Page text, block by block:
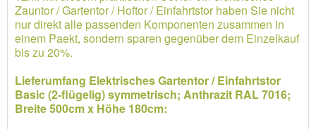
Zauntor / Gartentor / Hoftor / Einfahrtstor haben Sie nicht
nur direkt alle passenden Komponenten zusammen in
einem Paekt, sondern sparen gegenüber dem Einzelkauf
bis zu 20%.
Lieferumfang Elektrisches Gartentor / Einfahrtstor
Basic (2-flügelig) symmetrisch; Anthrazit RAL 7016;
Breite 500cm x Höhe 180cm: